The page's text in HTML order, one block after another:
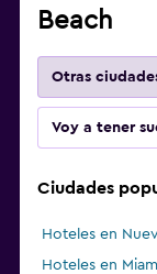
Beach
Otras
Voy a tener
Ciudades
Hoteles en
Hoteles en